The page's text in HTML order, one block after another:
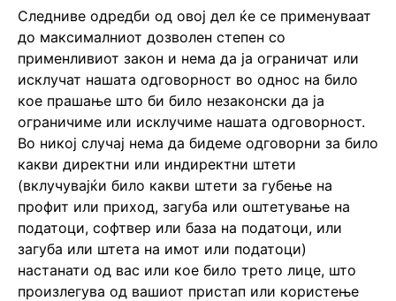
Следниве одредби од овој дел ќе се применуваат
до максималниот дозволен степен со
применливиот закон и нема да ја ограничат или
исклучат нашата одговорност во однос на било
кое прашање што би било незаконски да ја
ограничиме или исклучиме нашата одговорност.
Во никој случај нема да бидеме одговорни за било
какви директни или индиректни штети
(вклучувајќи било какви штети за губење на
профит или приход, загуба или оштетување на
податоци, софтвер или база на податоци, или
загуба или штета на имот или податоци)
настанати од вас или кое било трето лице, што
произлегува од вашиот пристап или користење